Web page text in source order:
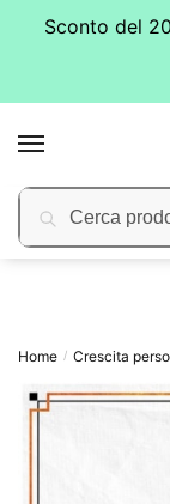
Cerca:Cerca
Home / Crescita
Sconto del